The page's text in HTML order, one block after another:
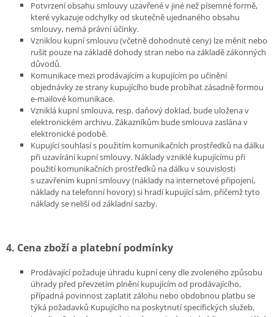
Potvrzení obsahu smlouvy uzavřené v jiné než písemné formě,
které vykazuje odchylky od skutečně ujednaného obsahu
smlouvy, nemá právní účinky.
Vzniklou kupní smlouvu (včetně dohodnuté ceny) lze měnit nebo
rušit pouze na základě dohody stran nebo na základě zákonných
důvodů.
Komunikace mezi prodávajícím a kupujícím po učinění
objednávky ze strany kupujícího bude probíhat zásadně formou
e-mailové komunikace.
Vzniklá kupní smlouva, resp. daňový doklad, bude uložena v
elektronickém archivu. Zákazníkům bude smlouva zaslána v
elektronické podobě.
Kupující souhlasí s použitím komunikačních prostředků na dálku
při uzavírání kupní smlouvy. Náklady vzniklé kupujícímu při
použití komunikačních prostředků na dálku v souvislosti
s uzavřením kupní smlouvy (náklady na internetové připojení,
náklady na telefonní hovory) si hradí kupující sám, přičemž tyto
náklady se neliší od základní sazby.
4. Cena zboží a platební podmínky
Prodávající požaduje úhradu kupní ceny dle zvoleného způsobu
úhrady před převzetím plnění kupujícím od prodávajícího,
případná povinnost zaplatit zálohu nebo obdobnou platbu se
týká požadavků Kupujícího na poskytnutí specifických služeb,